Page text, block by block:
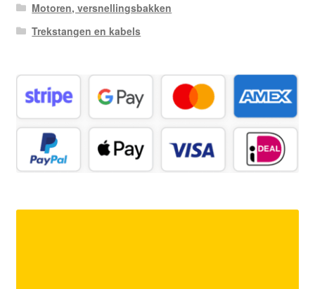
Motoren, versnellingsbakken
Trekstangen en kabels